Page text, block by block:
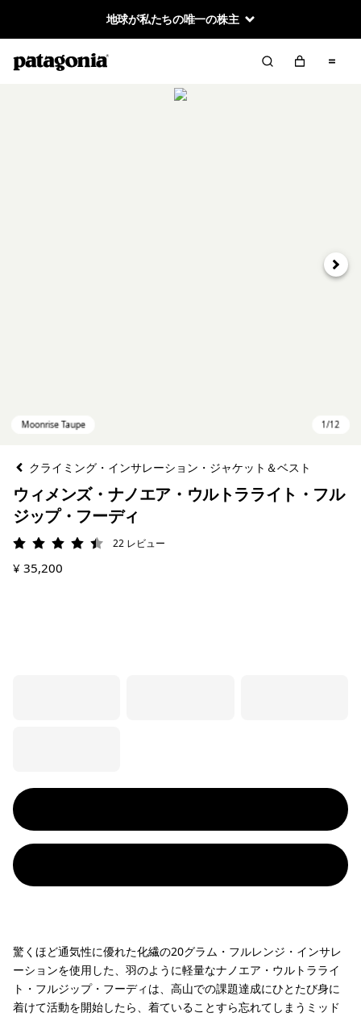
地球が私たちの唯一の株主
次へ
クライミング・インサレーション・ジャケット＆ベスト
ウィメンズ・ナノエア・ウルトラライト・フル
ジップ・フーディ
評価: 4.5 / 5
22 レビュー
¥ 35,200
驚くほど通気性に優れた化繊の20グラム・フルレンジ・インサレ
ーションを使用した、羽のように軽量なナノエア・ウルトラライ
ト・フルジップ・フーディは、高山での課題達成にひとたび身に
着けて活動を開始したら、着ていることすら忘れてしまうミッド